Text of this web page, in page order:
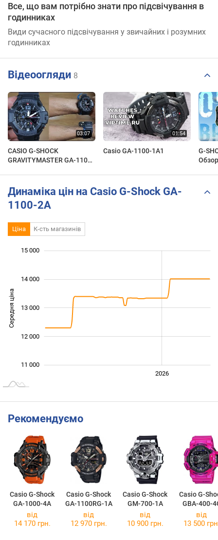
Все, що вам потрібно знати про підсвічування в
годинниках
Види сучасного підсвічування у звичайних і розумних
годинниках
Відеоогляди 8
CASIO G-SHOCK
GRAVITYMASTER GA-1100-
Casio GA-1100-1A1
G-
Динаміка цін на Casio G-Shock GA-
1100-2A
Ціна К-сть магазинів
Середня ціна 11 000
11 000
12 000
13 000
14 000
15 000
2026
Рекомендуємо
Casio G-Shock
GA-1000-4A
Casio G-Shock
GA-1100RG-1A
Casio G-Shock
GM-700-1A
Casio G-
GBA-400-
від
14 170 грн.
від
12 970 грн.
від
10 900 грн.
від
13 500